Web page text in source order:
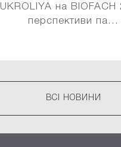
UKROLIYA на BIOFACH
перспективи па...
ВСІ НОВИНИ